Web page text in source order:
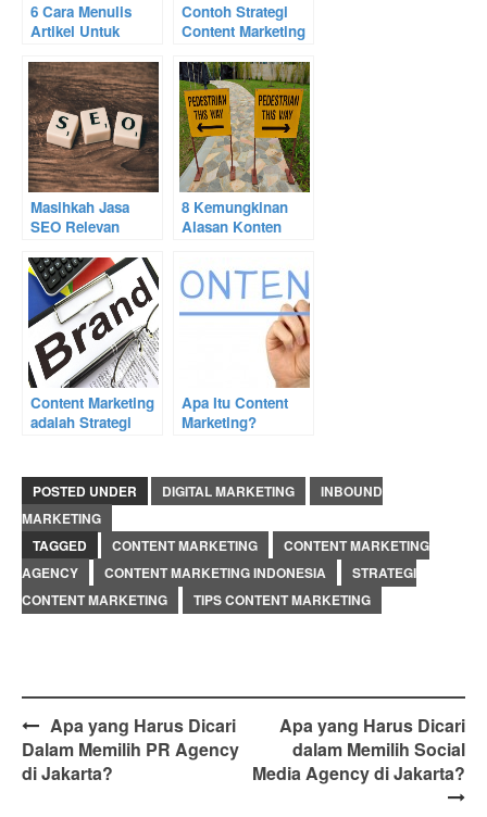
6 Cara Menulis
Artikel Untuk
Marketing
Contoh Strategi
Content Marketing
Sangat Sukses
Masihkah Jasa
SEO Relevan
8 Kemungkinan
Alasan Konten
Pembaca
Content Marketing
adalah Strategi
Apa Itu Content
Marketing?
POSTED UNDER DIGITAL MARKETING
INBOUND
MARKETING
TAGGED
CONTENT MARKETING
CONTENT MARKETING
AGENCY
CONTENT MARKETING INDONESIA
STRATEGI
CONTENT MARKETING
TIPS CONTENT MARKETING
Post
navigation
Apa yang Harus Dicari
Dalam Memilih PR Agency
di Jakarta?
Apa yang Harus Dicari
dalam Memilih Social
Media Agency di Jakarta?